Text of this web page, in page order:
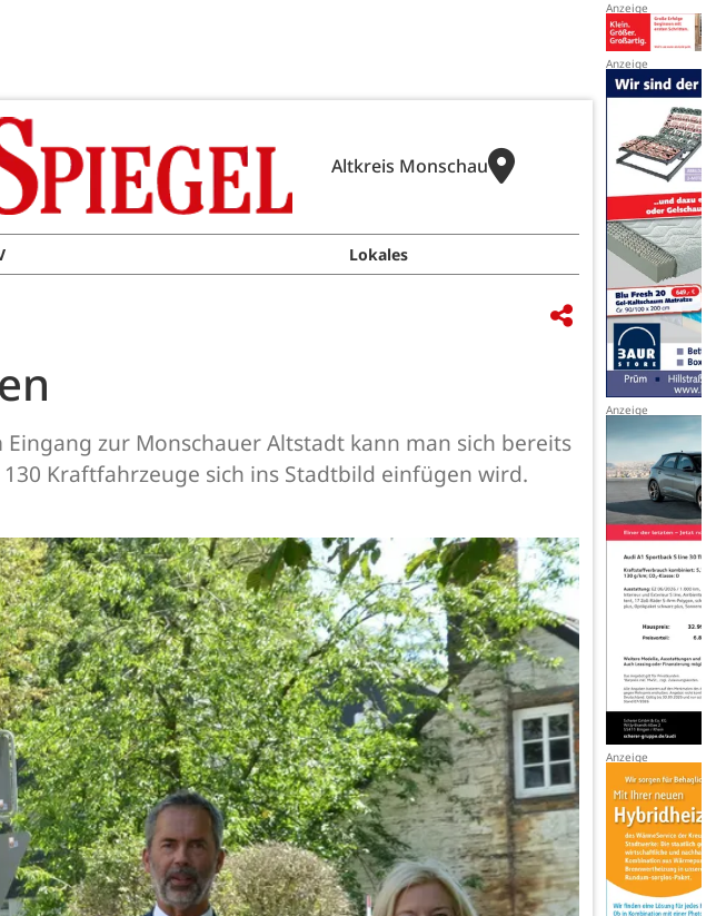
Altkreis Monschau
Lokales
zur Monschauer Altstadt kann man sich bereits
Kraftfahrzeuge sich ins Stadtbild einfügen wird.